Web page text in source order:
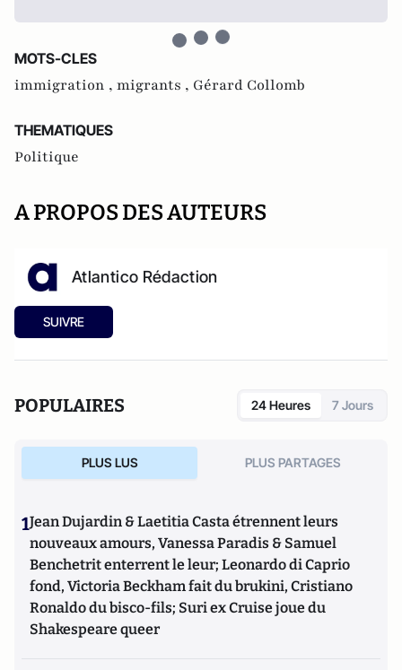
MOTS-CLES
immigration , migrants , Gérard Collomb
THEMATIQUES
Politique
A PROPOS DES AUTEURS
Atlantico Rédaction
SUIVRE
POPULAIRES 24 Heures 7 Jours
PLUS LUS PLUS PARTAGES
1Jean Dujardin & Laetitia Casta étrennent leurs
nouveaux amours, Vanessa Paradis & Samuel
Benchetrit enterrent le leur; Leonardo di Caprio
fond, Victoria Beckham fait du brukini, Cristiano
Ronaldo du bisco-fils; Suri ex Cruise joue du
Shakespeare queer